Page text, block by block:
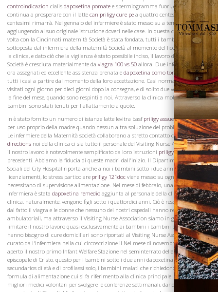
controindicazion cialis dapoxetina pomate e spermiogramma fuori, e se il lavoro
continua a prosperare con il latte can priligy cure pe a quattro centesimi quattro
centesimi rimarrà. Nel gennaio del infermiere è stato messo su a tempo pieno,
aggiungendo al suo originale istruzione doveri nelle case. In questa cooperazione
volta con la Cincinnati maternità Società è stata fondata, tutti i bambini è stata
sottoposta dal infermiera della maternità Società al momento del licenziamento per
la clinica, e dato ciò che la vigilanza è stato possibile inciso, il lavoro della maternità
Società è cresciuta materialmente da viagra 100 vs 50 allora. Due infermieri sono
ora assegnati ed eccellente assistenza prenatale dapoxetina como toma
conferiti
tutti i casi a partire dal momento della loro accettazione. Casi normali vengono
visitati ogni giorno per dieci giorni dopo la consegna, e di solito due volte tra allora e
la fine del mese, quando sono respinti a noi. Attraverso la clinica molti di questi
bambini sono stati tenuti per l'allattamento a quote.
In è stato fornito un numero di istanze latte levitra basf priligy assuefazione10 mg
per uso proprio della madre quando nessun altra soluzione del problema sembrava
Le infermiere della Maternità società collaborano a stretto contatto conpriligy
directions noi della clinica ci sia tutto il personale del Visiting Nurse Association che
il nostro lavoro è notevolmente semplificato da loro istruzioni priligy cvsnostre
precedenti. Abbiamo la fiducia di queste madri dall'inizio. Il Dipartimento Servizi
Sociali del City Hospital riporta anche a noi i bambini sotto i due anni sui
licenziamenti, lo stress particolare priligy 121doc viene messo su ogni caso
necessitano di supervisione alimentazione. Nel mese di febbraio, una seconda
infermiera è stata dapoxetina remedio aggiunta al personale della clinica, e per la
clinica, naturalmente, vengono figli sotto i quattordici anni. Ciò è reso necessario
dal fatto il viagra e le donne che nessuno dei nostri ospedali hanno reparti
ambulatoriali, ma attraverso il Visiting Nurse Association siamo in grado di
limitare il nostro lavoro quasi esclusivamente ai bambini i bambini più grandi che
hanno bisogno di cure domiciliari sono riportati al Visiting Nurse Association e
curato da l'infermiera nella cui circoscrizione il Nel mese di novembre, abbiamo
aperto il nostro primo Infant Welfare Stazione nel seminterrato della Chiesa
episcopale di Cristo, questo per i bambini sotto i due anni dapoxetina efectos
secundarios di età e di profilassi solo, i bambini malati che richiedono più di una
formula di alimentazione cui si fa riferimento alla clinica principale. Uno dei nostri
migliori medici volontari per svolgere le conferenze settimanali, dando un'ora ogni
Vini
Visita la
Cantina